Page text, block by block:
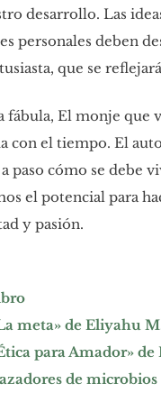
desarrollo. Las
personales deben
que se
fábula, El monje
con el tiempo. El
paso cómo se debe
el potencial para
y pasión.
meta» de Eliyahu
para Amador» de
de microbios